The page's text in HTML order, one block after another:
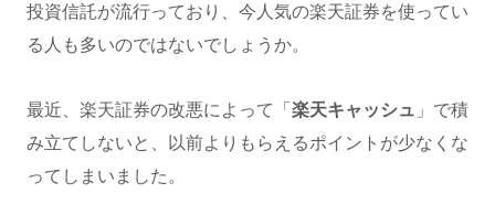
投資信託が流行っており、今人気の楽天証券を使ってい
る人も多いのではないでしょうか。
最近、楽天証券の改悪によって「 楽天キャッシュ 」で積
み立てしないと、以前よりもらえるポイントが少なくな
ってしまいました。